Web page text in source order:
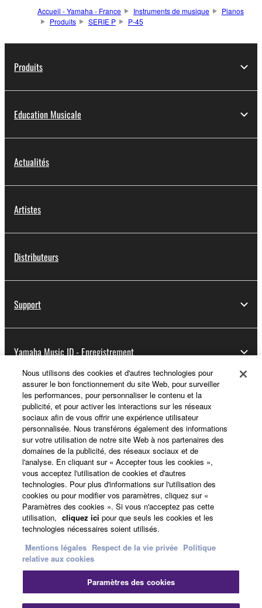
Accueil - Yamaha - France Instruments de musique
Pianos
Produits
SERIE P P-45
Produits
Education Musicale
Actualités
Artistes
Distributeurs
Support
Yamaha Music ID - Enregistrement
A propos de Yamaha
France - French
Professionnel
Nous contacter Conditions d'utilisation
Respect de la vie privéePolitique relative aux cookies
Mentions légales
Nous utilisons des cookies et d'autres technologies pour
assurer le bon fonctionnement du site Web, pour surveiller
les performances, pour personnaliser le contenu et la
publicité, et pour activer les interactions sur les réseaux
sociaux afin de vous offrir une expérience utilisateur
personnalisée. Nous transférons également des informations
sur votre utilisation de notre site Web à nos partenaires des
domaines de la publicité, des réseaux sociaux et de
l'analyse. En cliquant sur « Accepter tous les cookies »,
vous acceptez l'utilisation de cookies et d'autres
technologies. Pour plus d'informations sur l'utilisation des
cookies ou pour modifier vos paramètres, cliquez sur «
Paramètres des cookies ». Si vous n'acceptez pas cette
utilisation, cliquez ici pour que seuls les cookies et les
technologies nécessaires soient utilisés.
Mentions légales Respect de la vie privée Politique
relative aux cookies
Paramètres des cookies